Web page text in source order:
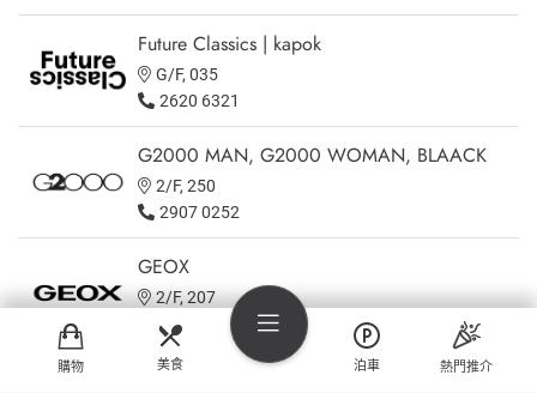
Future Classics | kapok
G/F, 035
2620 6321
G2000 MAN, G2000 WOMAN, BLAACK
2/F, 250
2907 0252
GEOX
2/F, 207
2427 7088
GigaSports
購物 美食 泊車 熱門推介